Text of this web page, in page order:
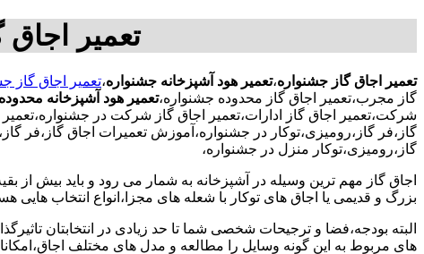
تعمیر
تعمیر اجاق گاز جشنواره،تعمیر هود آشپزخانه جشنواره،تعمیر اجاق گاز
گاز مجرب،تعمیر اجاق گاز محدوده جشنواره،تعمیر هود آشپزخانه
شرکت،تعمیر اجاق گاز ادارات،تعمیر اجاق گاز شرکت در
گاز،فر گاز،رومیزی،توکار در جشنواره،آموزش تعمیرات اجاق گاز،فر
گاز،رومیزی،توکار منزل در جشنواره،
اجاق گاز مهم ترین وسیله در آشپزخانه به شمار می رود و باید بیش از
بزرگ و قدیمی یا اجاق های توکار با شعله های مجزا،انواع انتخاب هایی
البته بودجه،فضا و ترجیحات شخصی شما تا حد زیادی در انتخابتان
های مربوط به این گونه وسایل را مطالعه و مدل های مختلف